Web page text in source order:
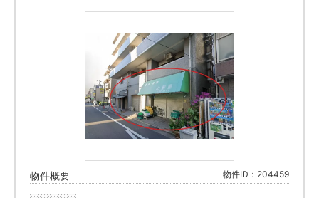
物件概要 物件ID：204459